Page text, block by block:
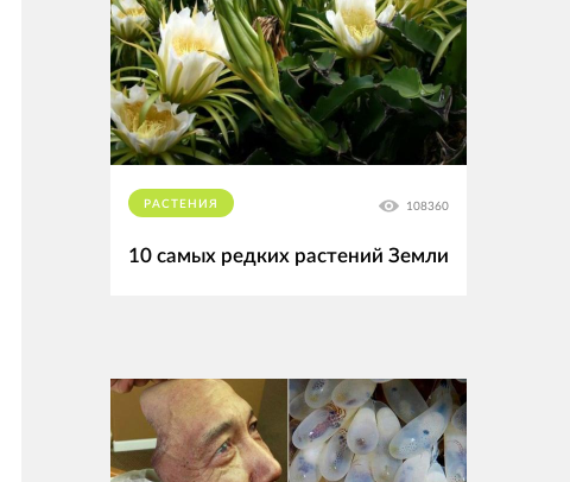
РАСТЕНИЯ 108360
10 самых редких растений Земли